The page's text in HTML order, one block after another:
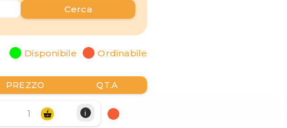
Cerca
Disponibile Ordinabile
PREZZO QT.A
i